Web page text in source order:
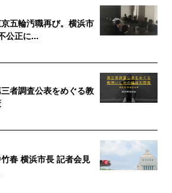
五輪汚職再び。横浜市
公正に...
者調査公表をめぐる教
春 横浜市長 記者会見